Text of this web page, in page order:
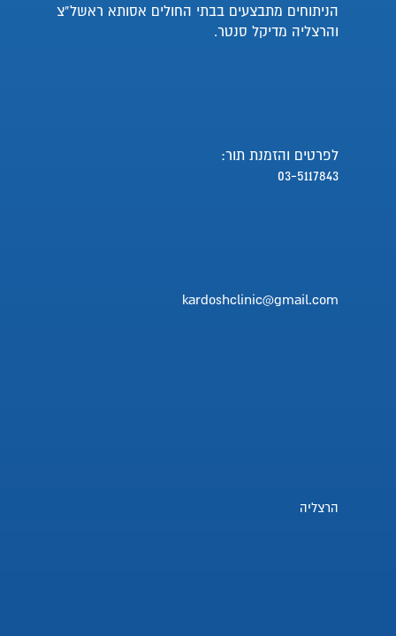
הניתוחים מתבצעים בבתי החולים אסותא ראשל”צ
והרצליה מדיקל סנטר.
לפרטים והזמנת תור:
03-5117843
kardoshclinic@gmail.com
הרצליה